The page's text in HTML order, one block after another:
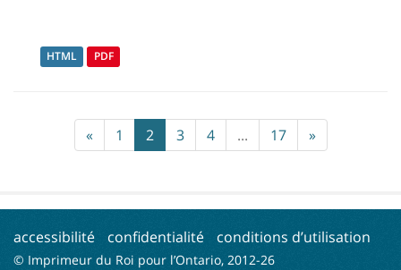
HTML PDF
« 1 2 3 4 ... 17 »
accessibilité confidentialité conditions d’utilisation
© Imprimeur du Roi pour l’Ontario, 2012-26